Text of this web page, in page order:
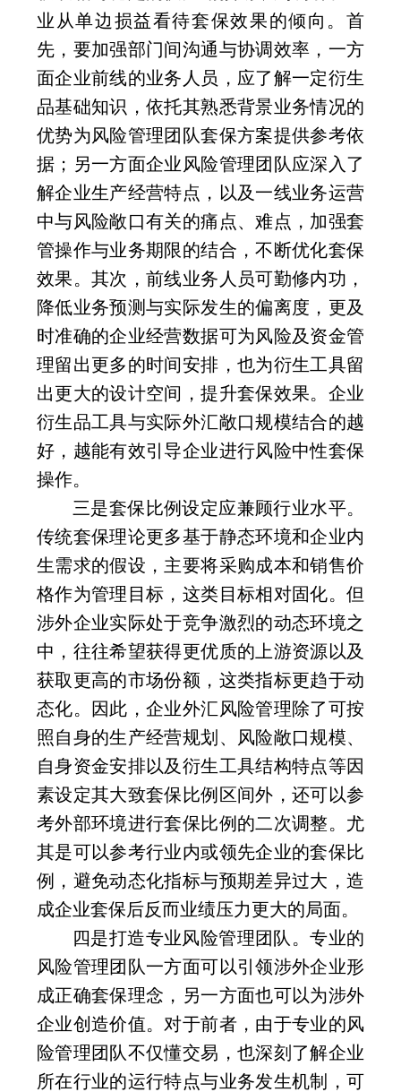
业从单边损益看待套保效果的倾向。首
先，要加强部门间沟通与协调效率，一方
面企业前线的业务人员，应了解一定衍生
品基础知识，依托其熟悉背景业务情况的
优势为风险管理团队套保方案提供参考依
据；另一方面企业风险管理团队应深入了
解企业生产经营特点，以及一线业务运营
中与风险敞口有关的痛点、难点，加强套
管操作与业务期限的结合，不断优化套保
效果。其次，前线业务人员可勤修内功，
降低业务预测与实际发生的偏离度，更及
时准确的企业经营数据可为风险及资金管
理留出更多的时间安排，也为衍生工具留
出更大的设计空间，提升套保效果。企业
衍生品工具与实际外汇敞口规模结合的越
好，越能有效引导企业进行风险中性套保
操作。
三是套保比例设定应兼顾行业水平。
传统套保理论更多基于静态环境和企业内
生需求的假设，主要将采购成本和销售价
格作为管理目标，这类目标相对固化。但
涉外企业实际处于竞争激烈的动态环境之
中，往往希望获得更优质的上游资源以及
获取更高的市场份额，这类指标更趋于动
态化。因此，企业外汇风险管理除了可按
照自身的生产经营规划、风险敞口规模、
自身资金安排以及衍生工具结构特点等因
素设定其大致套保比例区间外，还可以参
考外部环境进行套保比例的二次调整。尤
其是可以参考行业内或领先企业的套保比
例，避免动态化指标与预期差异过大，造
成企业套保后反而业绩压力更大的局面。
四是打造专业风险管理团队。专业的
风险管理团队一方面可以引领涉外企业形
成正确套保理念，另一方面也可以为涉外
企业创造价值。对于前者，由于专业的风
险管理团队不仅懂交易，也深刻了解企业
所在行业的运行特点与业务发生机制，可